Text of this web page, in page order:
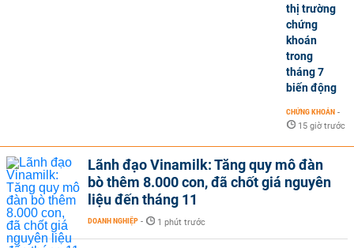
thị trường
chứng
khoán
trong
tháng 7
biến động
CHỨNG KHOÁN -
15 giờ trước
Lãnh đạo Vinamilk: Tăng quy mô đàn
bò thêm 8.000 con, đã chốt giá nguyên
liệu đến tháng 11
DOANH NGHIỆP - 1 phút trước